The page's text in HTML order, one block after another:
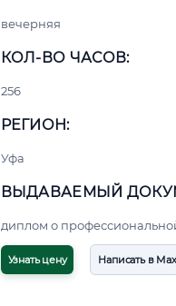
вечерняя
КОЛ-ВО ЧАСОВ:
256
РЕГИОН:
Уфа
ВЫДАВАЕМЫЙ
диплом о
Узнать цену Написать в Max